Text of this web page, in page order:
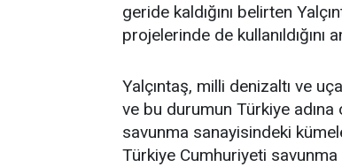
geride kaldığını belirten
projelerinde de kullanıldığını
Yalçıntaş, milli denizaltı ve
ve bu durumun Türkiye
savunma sanayisindeki
Türkiye Cumhuriyeti